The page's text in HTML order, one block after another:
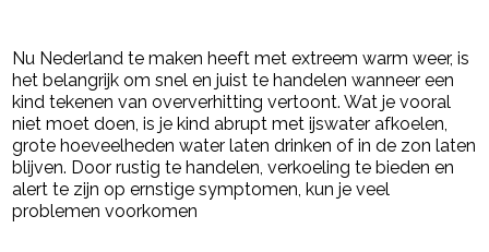
Nu Nederland te maken heeft met extreem warm weer, is
het belangrijk om snel en juist te handelen wanneer een
kind tekenen van oververhitting vertoont. Wat je vooral
niet moet doen, is je kind abrupt met ijswater afkoelen,
grote hoeveelheden water laten drinken of in de zon laten
blijven. Door rustig te handelen, verkoeling te bieden en
alert te zijn op ernstige symptomen, kun je veel
problemen voorkomen